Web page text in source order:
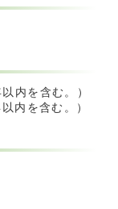
内を含む。）
内を含む。）